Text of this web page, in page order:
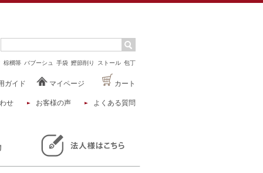
棕櫚箒 バブーシュ 手袋 鰹節削り ストール 包丁
ガイド マイページ カート
せ お客様の声 よくある質問